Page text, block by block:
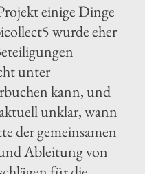
einige Dinge
wurde eher
unter
kann, und
unklar, wann
der gemeinsamen
Ableitung von